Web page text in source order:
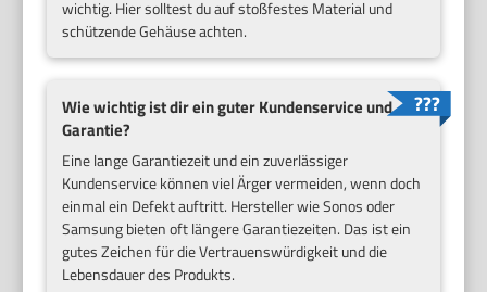
wichtig. Hier solltest du auf stoßfestes Material und
schützende Gehäuse achten.
Wie wichtig ist dir ein guter Kundenservice und
Garantie?
Eine lange Garantiezeit und ein zuverlässiger
Kundenservice können viel Ärger vermeiden, wenn doch
einmal ein Defekt auftritt. Hersteller wie Sonos oder
Samsung bieten oft längere Garantiezeiten. Das ist ein
gutes Zeichen für die Vertrauenswürdigkeit und die
Lebensdauer des Produkts.